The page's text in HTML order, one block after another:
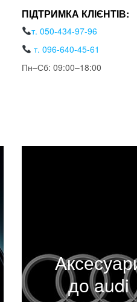
ПІДТРИМКА КЛІЄНТІВ:
т. 050-434-97-96
т. 096-640-45-61
Пн–Сб: 09:00–18:00
до audi